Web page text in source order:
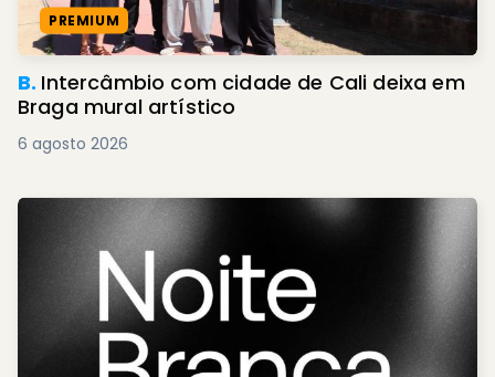
PREMIUM
B. Intercâmbio com cidade de Cali deixa em
Braga mural artístico
6 agosto 2026